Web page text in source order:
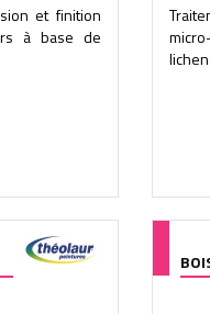
et finition
à base de